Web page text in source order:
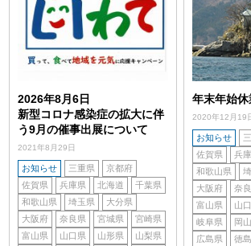
2026年8月6日
新型コロナ感染症の拡大に伴
う9月の催事出展について
2021年8月29日
お知らせ 三重県
京都府
佐賀県
兵庫県 北海道
千葉県
和歌山県
埼玉県
大分県
大阪府
奈良県 宮城県
宮崎県
富山県
山口県 山形県
山梨県
年末年始
2020年12月19
お知らせ
佐賀県
兵
和歌山県
大阪府
奈
富山県
山
岐阜県
岡
広島県
徳